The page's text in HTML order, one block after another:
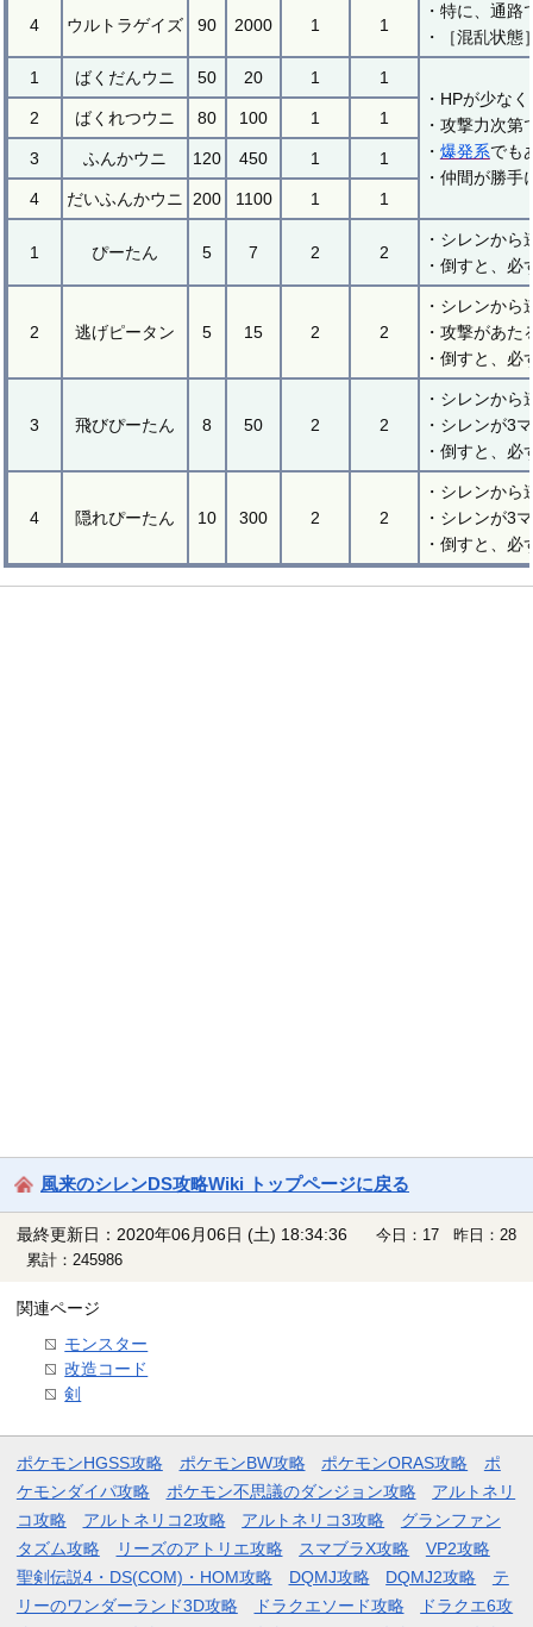
・特に、通
・［混乱状
4 ウルトラゲイズ 90 2000 1 1
1 ばくだんウニ 50 20 1
1
・HPが少な
・攻撃力次
・ 爆発系でも
・仲間が勝
2 ばくれつウニ 80 100 1 1
3 ふんかウニ 120 450 1 1
4 だいふんかウニ 200 1100 1 1
1 ぴーたん 5 7 2 2
・シレンから
・倒すと、
2 逃げピータン 5 15 2 2
・シレンから
・攻撃があた
・倒すと、
3 飛びぴーたん 8 50 2 2
・シレンから
・シレンが3
・倒すと、必
4 隠れぴーたん 10 300 2 2
・シレンから
・シレンが3
・倒すと、必
風来のシレンDS攻略Wiki トップページに戻る
最終更新日：2020年06月06日 (土) 18:34:36
今日：17 昨日：28
累計：245986
関連ページ
モンスター
改造コード
剣
ポケモンHGSS攻略 ポケモンBW攻略 ポケモンORAS攻略
ポ
ケモンダイパ攻略
ポケモン不思議のダンジョン攻略
アルトネリ
コ攻略
アルトネリコ2攻略 アルトネリコ3攻略
グランファン
タズム攻略
リーズのアトリエ攻略 スマブラX攻略
VP2攻略
聖剣伝説4・DS(COM)・HOM攻略
DQMJ攻略 DQMJ2攻略
テ
リーのワンダーランド3D攻略
ドラクエソード攻略
ドラクエ6攻